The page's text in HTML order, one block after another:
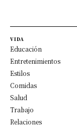
VIDA
Educación
Entretenimientos
Estilos
Comidas
Salud
Trabajo
Relaciones